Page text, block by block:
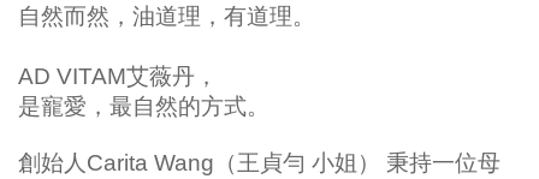
自然而然，油道理，有道理。
AD VITAM艾薇丹，
是寵愛，最自然的方式。
創始人Carita Wang（王貞勻 小姐） 秉持一位母